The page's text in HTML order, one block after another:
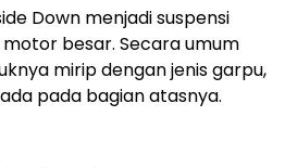
Down menjadi suspensi
besar. Secara umum
mirip dengan jenis garpu,
pada bagian atasnya.